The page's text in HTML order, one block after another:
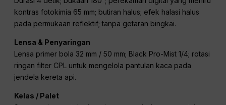
Contoh Prompt — Adegan Sinematik
Ultra-Detail